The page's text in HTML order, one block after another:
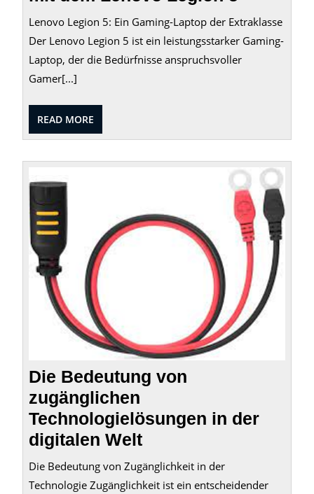
Lenovo Legion 5: Ein Gaming-Laptop der Extraklasse
Der Lenovo Legion 5 ist ein leistungsstarker Gaming-
Laptop, der die Bedürfnisse anspruchsvoller
Gamer[...]
READ MORE
MORE
Die Bedeutung von
zugänglichen
Technologielösungen in der
digitalen Welt
Die Bedeutung von Zugänglichkeit in der
Technologie Zugänglichkeit ist ein entscheidender